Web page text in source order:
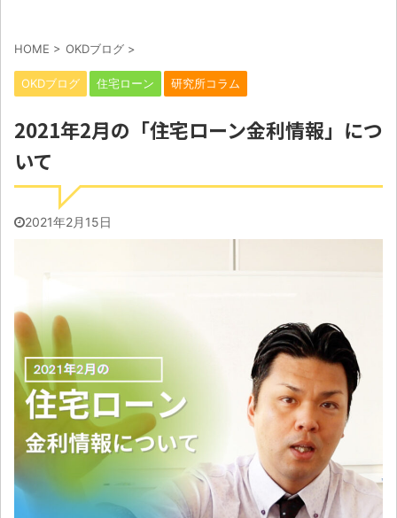
HOME > OKDブログ >
OKDブログ 住宅ローン 研究所コラム
2021年2月の「住宅ローン金利情報」につ
いて
2021年2月15日